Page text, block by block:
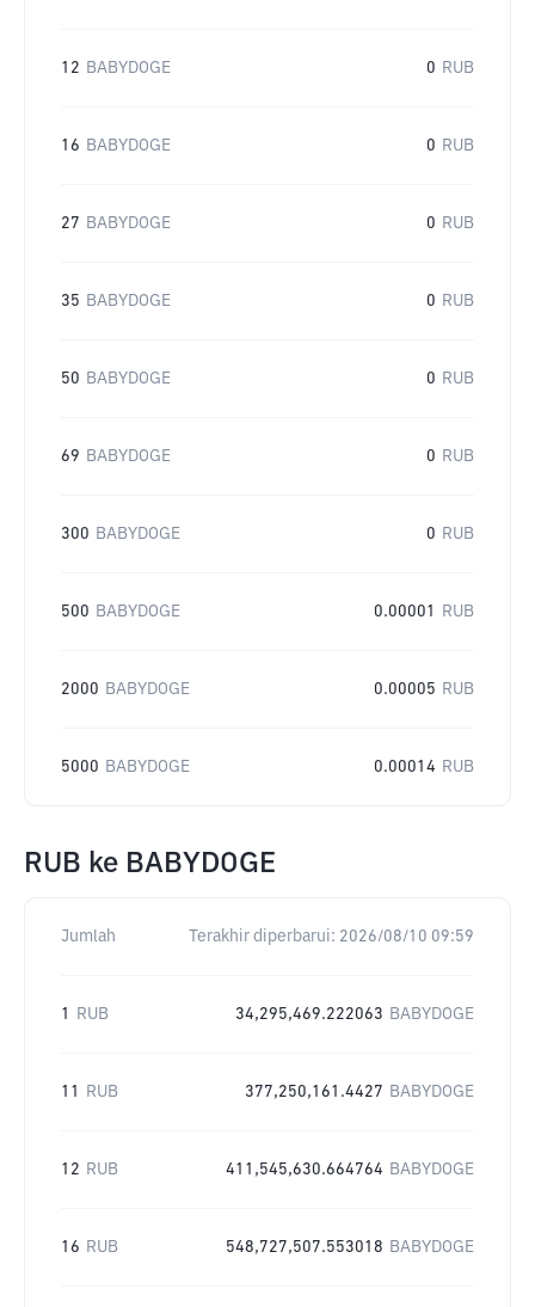
12 BABYDOGE 0 RUB
16 BABYDOGE 0 RUB
27 BABYDOGE 0 RUB
35 BABYDOGE 0 RUB
50 BABYDOGE 0 RUB
69 BABYDOGE 0 RUB
300 BABYDOGE 0 RUB
500 BABYDOGE 0.00001 RUB
2000 BABYDOGE 0.00005 RUB
5000 BABYDOGE 0.00014 RUB
RUB ke BABYDOGE
Jumlah Terakhir diperbarui: 2026/08/10 09:59
1 RUB 34,295,469.222063 BABYDOGE
11 RUB 377,250,161.4427 BABYDOGE
12 RUB 411,545,630.664764 BABYDOGE
16 RUB 548,727,507.553018 BABYDOGE